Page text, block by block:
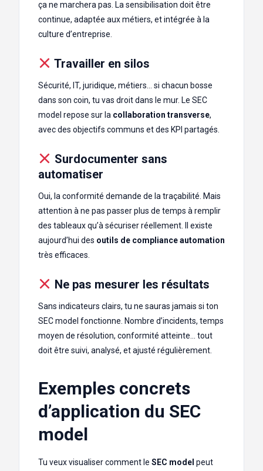
ça ne marchera pas. La sensibilisation doit être
continue, adaptée aux métiers, et intégrée à la
culture d’entreprise.
Travailler en silos
Sécurité, IT, juridique, métiers… si chacun bosse
dans son coin, tu vas droit dans le mur. Le SEC
model repose sur la collaboration transverse,
avec des objectifs communs et des KPI partagés.
Surdocumenter sans
automatiser
Oui, la conformité demande de la traçabilité. Mais
attention à ne pas passer plus de temps à remplir
des tableaux qu’à sécuriser réellement. Il existe
aujourd’hui des outils de compliance automation
très efficaces.
Ne pas mesurer les résultats
Sans indicateurs clairs, tu ne sauras jamais si ton
SEC model fonctionne. Nombre d’incidents, temps
moyen de résolution, conformité atteinte… tout
doit être suivi, analysé, et ajusté régulièrement.
Exemples concrets
d’application du SEC
model
Tu veux visualiser comment le SEC model peut